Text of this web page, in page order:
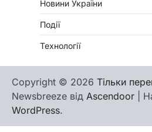
Новини України
Події
Технології
Copyright © 2026 Тільки
Newsbreeze від Ascendoor |
WordPress.